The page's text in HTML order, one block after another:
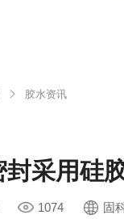
胶水资讯
采用硅
1074 固